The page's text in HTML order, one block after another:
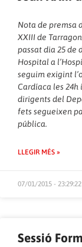
Nota de premsa
XXIII de
passat dia 25 de
Hospital a
seguim exigint
Cardíaca les
dirigents del
fets segueixen
pública.
LLEGIR MÉS »
07/01/2015 - 23:29:22
Sessió